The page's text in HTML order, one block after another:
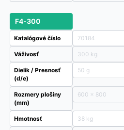
F4-300
Katalógové číslo 70184
Váživosť 300 kg
Dielik / Presnosť
(d/e)
50 g
Rozmery plošiny
(mm)
600 x 800
Hmotnosť 38 kg